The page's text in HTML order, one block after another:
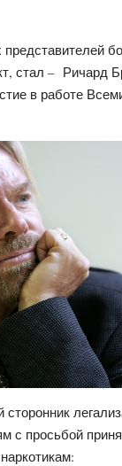
стал – Ричард
в работе
с просьбой